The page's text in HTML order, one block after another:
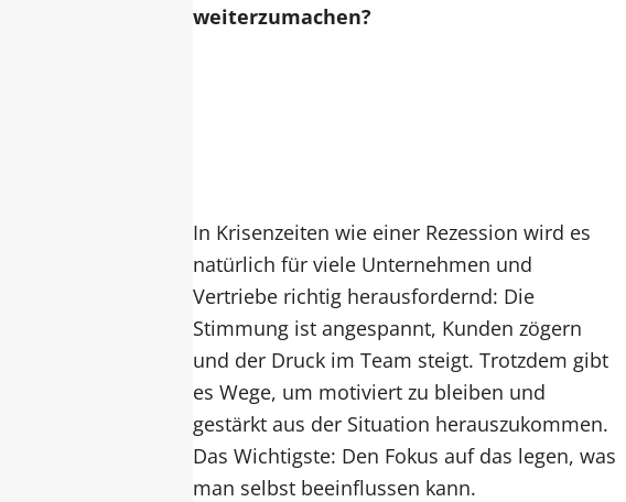
weiterzumachen?
In Krisenzeiten wie einer Rezession wird es
natürlich für viele Unternehmen und
Vertriebe richtig herausfordernd: Die
Stimmung ist angespannt, Kunden zögern
und der Druck im Team steigt. Trotzdem gibt
es Wege, um motiviert zu bleiben und
gestärkt aus der Situation herauszukommen.
Das Wichtigste: Den Fokus auf das legen, was
man selbst beeinflussen kann.